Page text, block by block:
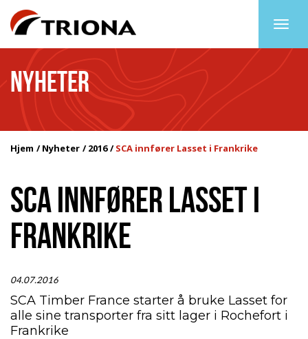
NYHETER
Hjem Nyheter 2016 SCA innfører Lasset i Frankrike
SCA INNFØRER LASSET I
FRANKRIKE
04.07.2016
SCA Timber France starter å bruke Lasset for
alle sine transporter fra sitt lager i Rochefort i
Frankrike